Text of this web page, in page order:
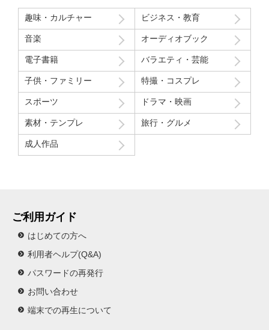
価格の安い順
価格の高い順
月間ランキング
年間ランキング
趣味・カルチャー ビジネス・教育
音楽 オーディオブック
電子書籍 バラエティ・芸能
子供・ファミリー 特撮・コスプレ
スポーツ ドラマ・映画
素材・テンプレ 旅行・グルメ
成人作品
ご利用ガイド
はじめての方へ
利用者ヘルプ(Q&A)
パスワードの再発行
お問い合わせ
端末での再生について